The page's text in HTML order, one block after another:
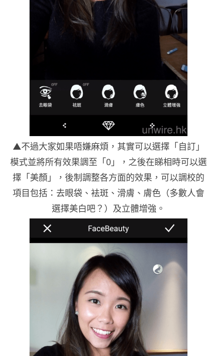
▲不過大家如果唔嫌麻煩，其實可以選擇「自訂」
模式並將所有效果調至「0」，之後在睇相時可以選
擇「美顏」，後制調整各方面的效果，可以調校的
項目包括：去眼袋、袪斑、滑膚、膚色（多數人會
選擇美白吧？）及立體增強。